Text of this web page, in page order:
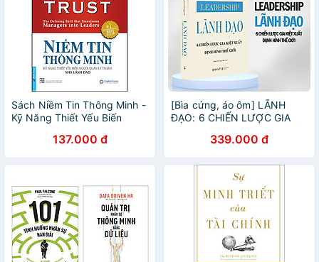
Sách Niềm Tin Thông Minh -
Kỹ Năng Thiết Yếu Biến
Lãnh Đạo (Bìa Cứng)
137.000 đ
[Bìa cứng, áo ôm] LÃNH
ĐẠO: 6 CHIẾN LƯỢC GIA
GIỚI - Henry Kissinger -
Phạm Thị Ngọc Mai dịch -
Omega Plus - NXB Tri Thức.
339.000 đ